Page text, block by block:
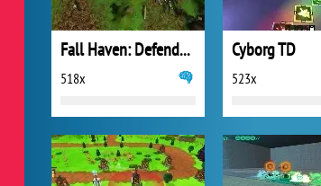
Fall Haven: Defenders of the Light
518x
Cyborg TD
523x
Juegos de animales